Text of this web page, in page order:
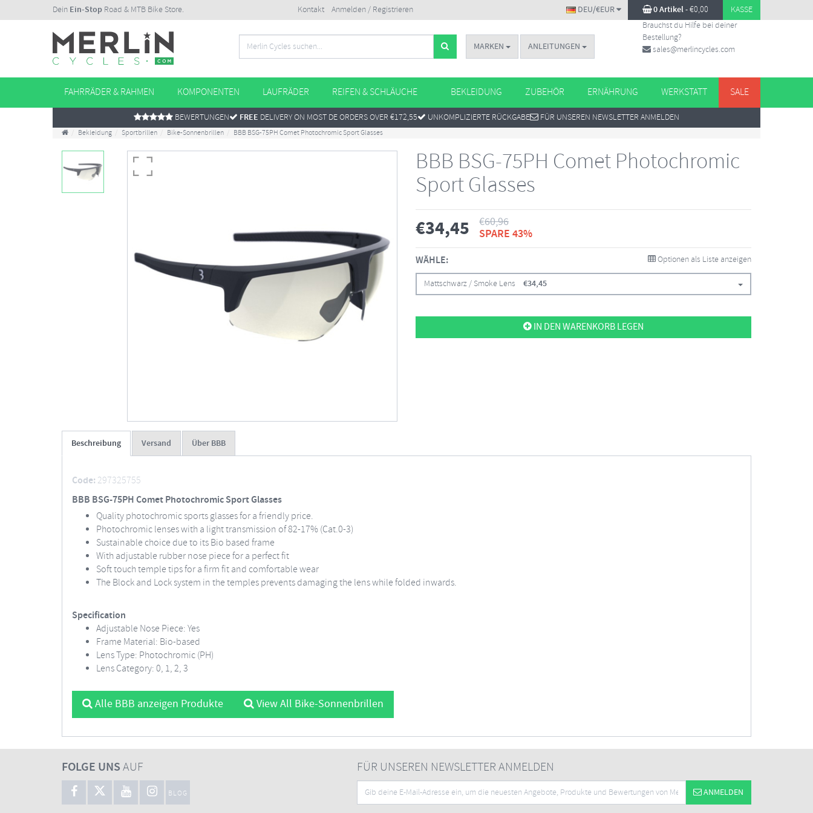
Dein Ein-Stop Road & MTB Bike Store. Kontakt Anmelden / Registrieren 0 Artikel-€0,00 KASSE
DEU/€EUR
MARKEN ANLEITUNGEN
Brauchst du Hilfe bei deiner
Bestellung?
sales@merlincycles.com
FAHRRÄDER & RAHMEN KOMPONENTEN LAUFRÄDER REIFEN & SCHLÄUCHE BEKLEIDUNG ZUBEHÖR ERNÄHRUNG WERKSTATT SALE
BEWERTUNGEN FREE DELIVERY ON MOST DE ORDERS OVER €172,55 UNKOMPLIZIERTE RÜCKGABE FÜR UNSEREN NEWSLETTER ANMELDEN
Bekleidung Sportbrillen Bike-Sonnenbrillen BBB BSG-75PH Comet Photochromic Sport Glasses
BBB BSG-75PH Comet Photochromic
Sport Glasses
€34,45 €60,96
SPARE 43%
WÄHLE: Optionen als Liste anzeigen
Mattschwarz / Smoke Lens €34,45
IN DEN WARENKORB LEGEN
Beschreibung Versand Über BBB
Code: 297325755
BBB BSG-75PH Comet Photochromic Sport Glasses
Quality photochromic sports glasses for a friendly price.
Photochromic lenses with a light transmission of 82-17% (Cat.0-3)
Sustainable choice due to its Bio based frame
With adjustable rubber nose piece for a perfect fit
Soft touch temple tips for a firm fit and comfortable wear
The Block and Lock system in the temples prevents damaging the lens while folded inwards.
Specification
Adjustable Nose Piece: Yes
Frame Material: Bio-based
Lens Type: Photochromic (PH)
Lens Category: 0, 1, 2, 3
Alle BBB anzeigen Produkte View All Bike-Sonnenbrillen
FOLGE UNSAUF
BLOG
FÜR UNSEREN NEWSLETTER ANMELDEN
ANMELDEN